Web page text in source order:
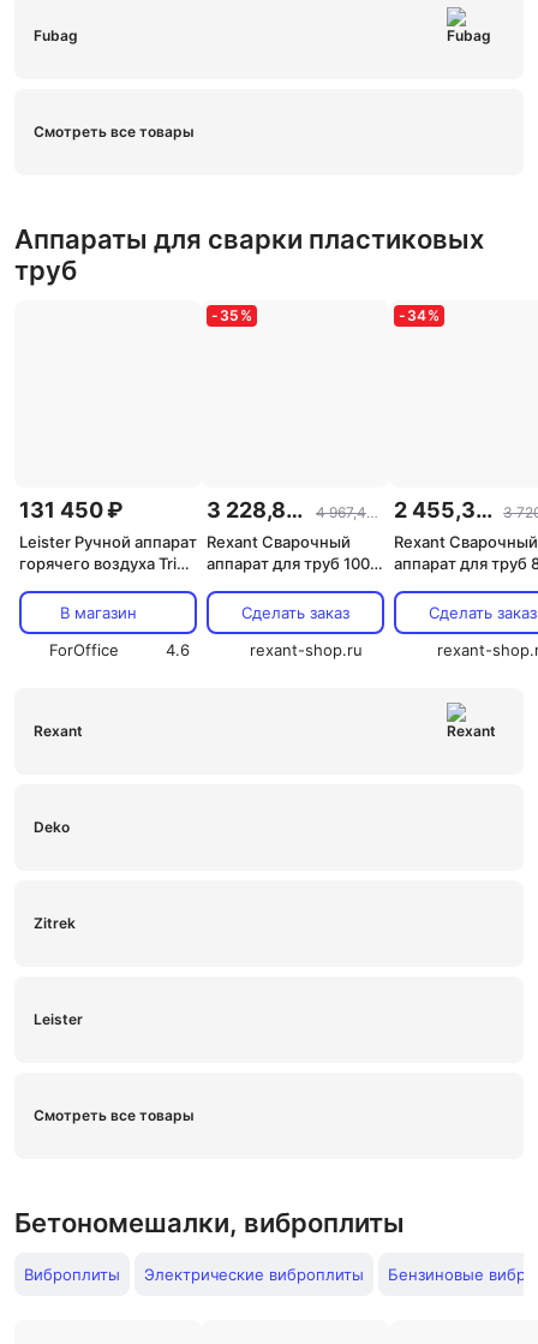
Fubag
Смотреть все товары
Аппараты для сварки пластиковых
труб
131 450 ₽
Leister Ручной аппарат
горячего воздуха Triac
В магазин
ForOffice
4.6
- 35 %
3 228,85 ₽ 4 967,46 ₽
Rexant Cварочный
аппарат для труб 1000
Сделать заказ
rexant-shop.ru
- 34%
2 455,39 ₽
Rexant Cварочный
аппарат для труб
Сделать заказ
rexant-
Rexant
Deko
Zitrek
Leister
Смотреть все товары
Бетономешалки, виброплиты
Виброплиты Электрические виброплиты Бензиновые